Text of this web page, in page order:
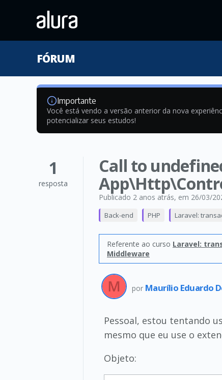
FÓRUM
Importante
Você está vendo a versão anterior da nova
potencializar seus estudos!
1
resposta
Call to
Publicado 2 anos atrás, em 26/03/
Back-end PHP Laravel:
Referente ao curso Laravel:
Middleware
por Maurílio Eduardo
Pessoal, estou tentando
mesmo que eu use o
Objeto: